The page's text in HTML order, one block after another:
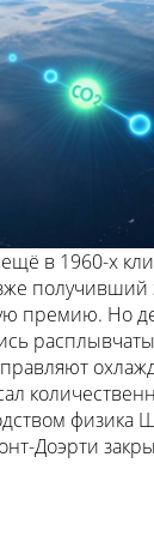
в 1960-х
получивший
премию. Но
физика
Доэрти